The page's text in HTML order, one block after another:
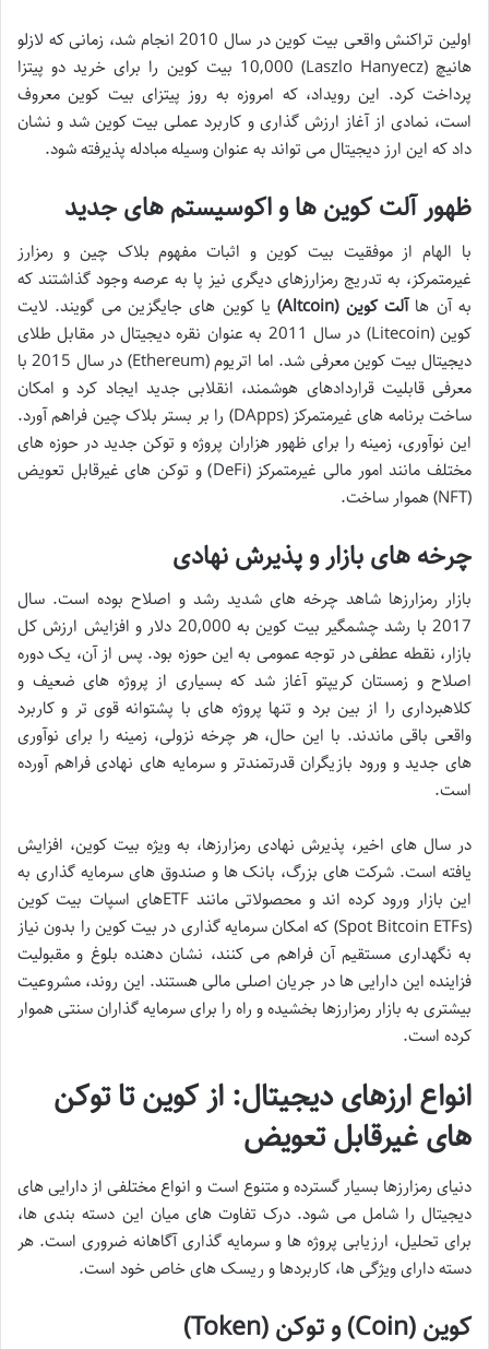
اولین تراکنش واقعی بیت کوین در سال 2010 انجام شد، زمانی که لازلو
هانیچ (Laszlo Hanyecz) 10,000 بیت کوین را برای خرید دو پیتزا
پرداخت کرد. این رویداد، که امروزه به روز پیتزای بیت کوین معروف
است، نمادی از آغاز ارزش گذاری و کاربرد عملی بیت کوین شد و نشان
داد که این ارز دیجیتال می تواند به عنوان وسیله مبادله پذیرفته شود.
ظهور آلت کوین ها و اکوسیستم های جدید
با الهام از موفقیت بیت کوین و اثبات مفهوم بلاک چین و رمزارز
غیرمتمرکز، به تدریج رمزارزهای دیگری نیز پا به عرصه وجود گذاشتند که
به آن هاآلت کوین (Altcoin)
یا کوین های جایگزین می گویند. لایت
کوین (Litecoin) در سال 2011 به عنوان نقره دیجیتال در مقابل طلای
دیجیتال بیت کوین معرفی شد. اما اتریوم (Ethereum) در سال 2015 با
معرفی قابلیت قراردادهای هوشمند، انقلابی جدید ایجاد کرد و امکان
ساخت برنامه های غیرمتمرکز (DApps) را بر بستر بلاک چین فراهم آورد.
این نوآوری، زمینه را برای ظهور هزاران پروژه و توکن جدید در حوزه های
مختلف مانند امور مالی غیرمتمرکز (DeFi) و توکن های غیرقابل تعویض
(NFT) هموار ساخت.
چرخه های بازار و پذیرش نهادی
بازار رمزارزها شاهد چرخه های شدید رشد و اصلاح بوده است. سال
2017 با رشد چشمگیر بیت کوین به 20,000 دلار و افزایش ارزش کل
بازار، نقطه عطفی در توجه عمومی به این حوزه بود. پس از آن، یک دوره
اصلاح و زمستان کریپتو آغاز شد که بسیاری از پروژه های ضعیف و
کلاهبرداری را از بین برد و تنها پروژه های با پشتوانه قوی تر و کاربرد
واقعی باقی ماندند. با این حال، هر چرخه نزولی، زمینه را برای نوآوری
های جدید و ورود بازیگران قدرتمندتر و سرمایه های نهادی فراهم آورده
است.
در سال های اخیر، پذیرش نهادی رمزارزها، به ویژه بیت کوین، افزایش
یافته است. شرکت های بزرگ، بانک ها و صندوق های سرمایه گذاری به
این بازار ورود کرده اند و محصولاتی مانند ETFهای اسپات بیت کوین
(Spot Bitcoin ETFs) که امکان سرمایه گذاری در بیت کوین را بدون نیاز
به نگهداری مستقیم آن فراهم می کنند، نشان دهنده بلوغ و مقبولیت
فزاینده این دارایی ها در جریان اصلی مالی هستند. این روند، مشروعیت
بیشتری به بازار رمزارزها بخشیده و راه را برای سرمایه گذاران سنتی هموار
کرده است.
انواع ارزهای دیجیتال: از کوین تا توکن
های غیرقابل تعویض
دنیای رمزارزها بسیار گسترده و متنوع است و انواع مختلفی از دارایی های
دیجیتال را شامل می شود. درک تفاوت های میان این دسته بندی ها،
برای تحلیل، ارزیابی پروژه ها و سرمایه گذاری آگاهانه ضروری است. هر
دسته دارای ویژگی ها، کاربردها و ریسک های خاص خود است.
کوین (Coin) و توکن (Token)